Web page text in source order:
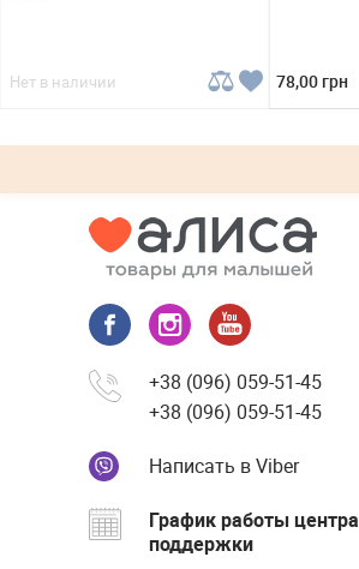
Нет в наличии 78,00 грн
+38 (096) 059-51-45
+38 (096) 059-51-45
Написать в Viber
График работы центра
поддержки